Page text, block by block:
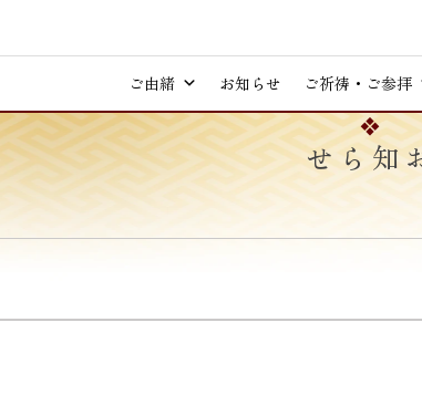
ご由緒 お知らせ ご祈祷・ご参拝
お知らせ